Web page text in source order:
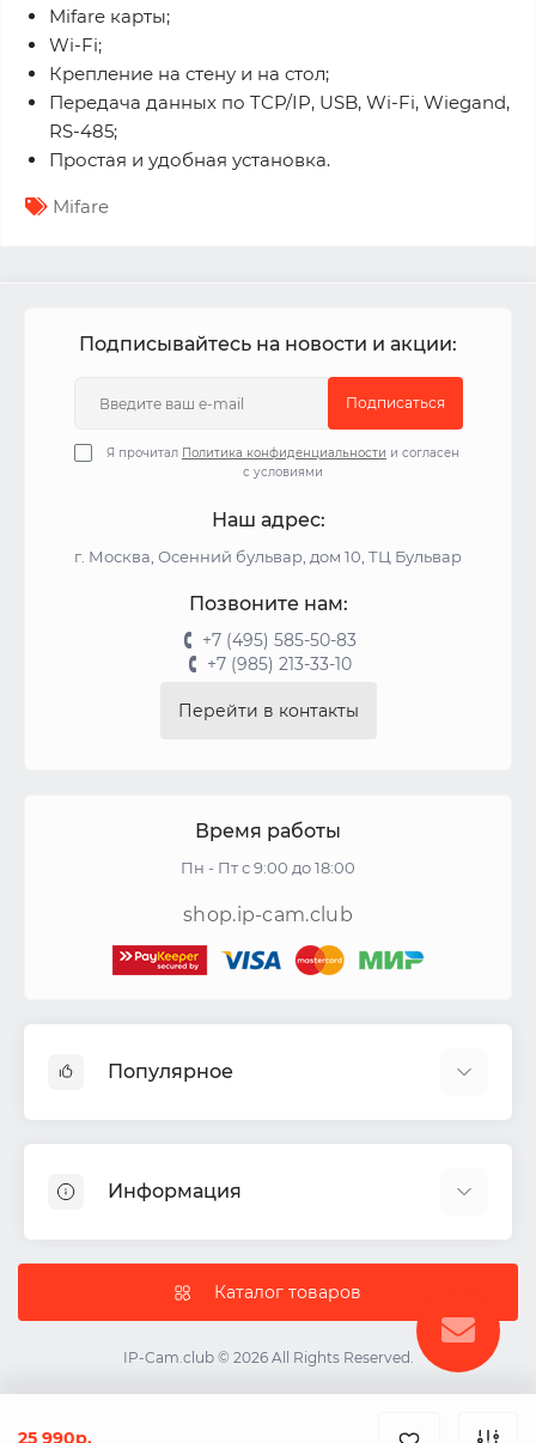
25 990р.
Mifare карты;
Wi-Fi;
Крепление на стену и на стол;
Передача данных по TCP/IP, USB, Wi-Fi, Wiegand,
RS-485;
Простая и удобная установка.
Mifare
Подписывайтесь на новости и акции:
Подписаться
Я прочитал Политика конфиденциальности и согласен
с условиями
Наш адрес:
г. Москва, Осенний бульвар, дом 10, ТЦ Бульвар
Позвоните нам:
+7 (495) 585-50-83
+7 (985) 213-33-10
Перейти в контакты
Время работы
Пн - Пт с 9:00 до 18:00
shop.ip-cam.club
Популярное
Акустические системы
СКУД
Комплекты ИБП
Информация
Политика Безопасности
Условия соглашения
Контакты
Каталог товаров
IP-Cam.club © 2026 All Rights Reserved.